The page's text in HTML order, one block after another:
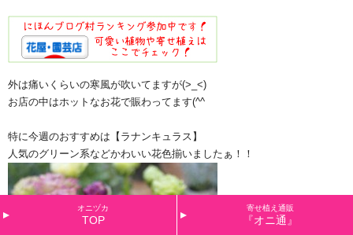
外は痛いくらいの寒風が吹いてますが(>_<)
お店の中はホットなお花で賑わってます(^^ゞ
特に今週のおすすめは【ラナンキュラス】
人気のグリーン系などかわいい花色揃いましたぁ！！
オニヅカ
TOP
寄せ植え通販
『オニ通』